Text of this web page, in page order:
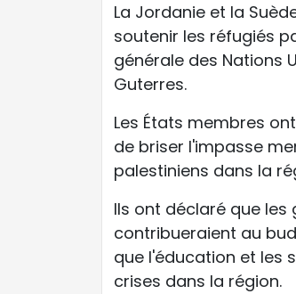
La Jordanie et la
soutenir les réfugiés
générale des Nations
Guterres.
Les États membres
de briser l'impasse
palestiniens dans la
Ils ont déclaré que
contribueraient au
que l'éducation et les
crises dans la région.